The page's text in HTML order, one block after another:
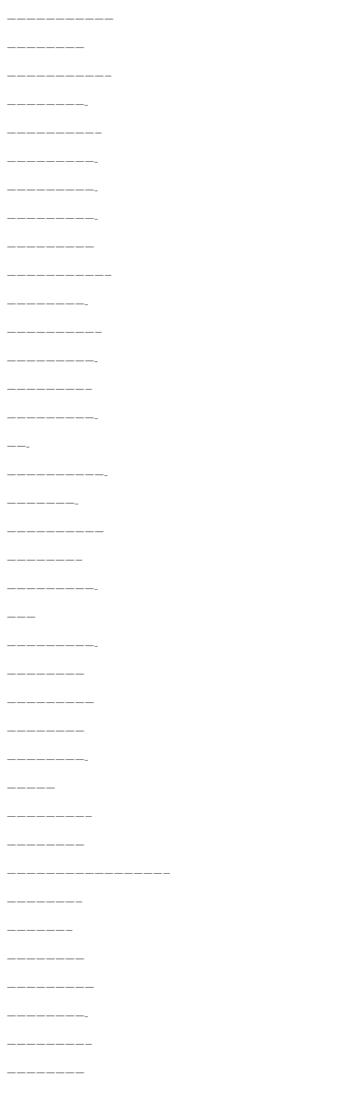
———————————
————————
——————————–
————————-
—————————–
—————————-
—————————-
—————————-
—————————
——————————–
————————-
—————————–
—————————-
————————–
—————————-
——-
——————————-
———————-
——————————
———————–
—————————-
———
—————————-
————————
—————————
————————
————————-
—————
————————–
————————
————————————————–
———————–
——————–
————————
—————————
————————-
————————–
————————